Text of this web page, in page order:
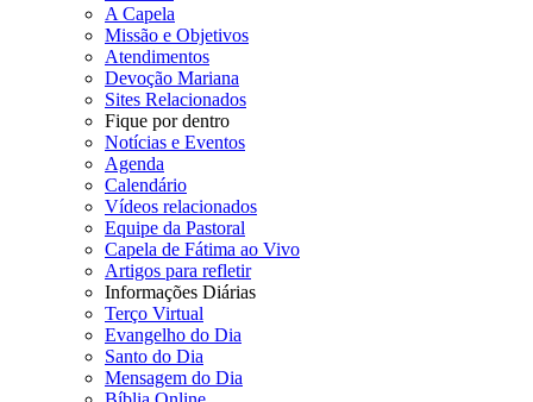
A Capela
Missão e Objetivos
Atendimentos
Devoção Mariana
Sites Relacionados
Fique por dentro
Notícias e Eventos
Agenda
Calendário
Vídeos relacionados
Equipe da Pastoral
Capela de Fátima ao Vivo
Artigos para refletir
Informações Diárias
Terço Virtual
Evangelho do Dia
Santo do Dia
Mensagem do Dia